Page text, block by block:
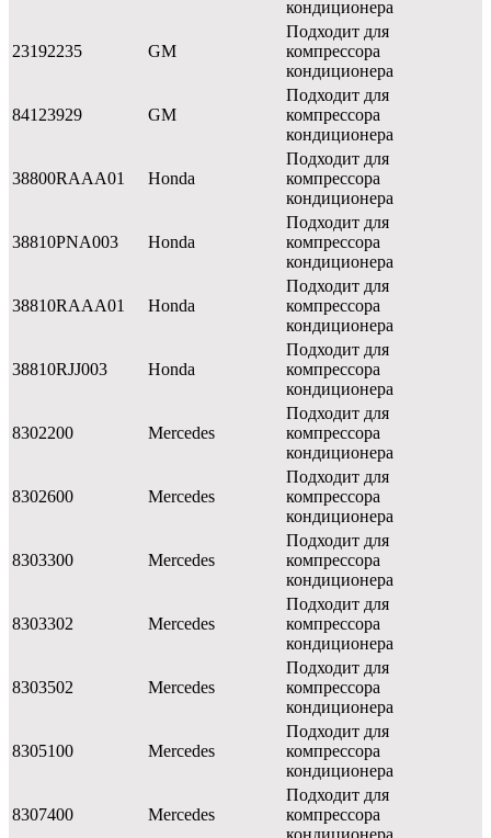
кондиционера
23192235 GM
Подходит для
компрессора
кондиционера
84123929 GM
Подходит для
компрессора
кондиционера
38800RAAA01 Honda
Подходит для
компрессора
кондиционера
38810PNA003 Honda
Подходит для
компрессора
кондиционера
38810RAAA01 Honda
Подходит для
компрессора
кондиционера
38810RJJ003 Honda
Подходит для
компрессора
кондиционера
8302200 Mercedes
Подходит для
компрессора
кондиционера
8302600 Mercedes
Подходит для
компрессора
кондиционера
8303300 Mercedes
Подходит для
компрессора
кондиционера
8303302 Mercedes
Подходит для
компрессора
кондиционера
8303502 Mercedes
Подходит для
компрессора
кондиционера
8305100 Mercedes
Подходит для
компрессора
кондиционера
8307400 Mercedes
Подходит для
компрессора